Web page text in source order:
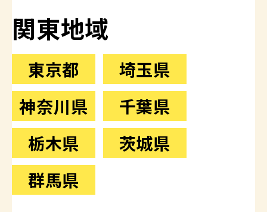
関東地域
東京都
埼玉県
神奈川県
千葉県
栃木県
茨城県
群馬県